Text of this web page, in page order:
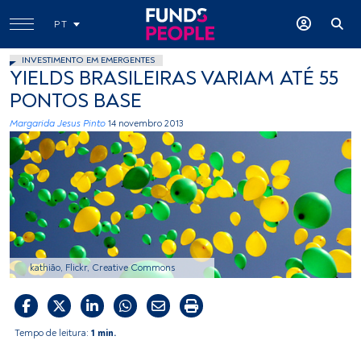
PT
INVESTIMENTO EM EMERGENTES
YIELDS BRASILEIRAS VARIAM ATÉ 55
PONTOS BASE
Margarida Jesus Pinto 14 novembro 2013
kathião, Flickr, Creative Commons
Tempo de leitura: 1 min.